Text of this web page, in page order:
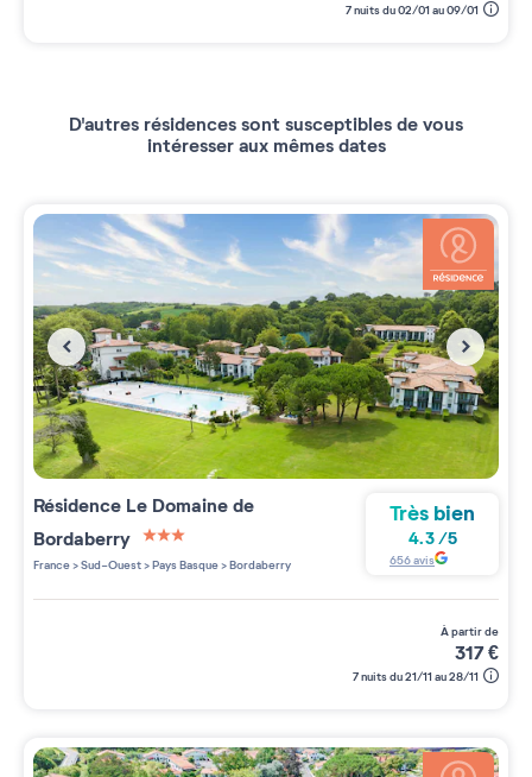
7 nuits du 02/01 au 09/01
D'autres résidences sont susceptibles de vous
intéresser aux mêmes dates
Résidence Le Domaine de
Bordaberry
3 étoiles sur 5
France>Sud-Ouest>Pays Basque>Bordaberry
Très bien
4.3/5
656avis
à partir de
317€
7 nuits du 21/11 au 28/11